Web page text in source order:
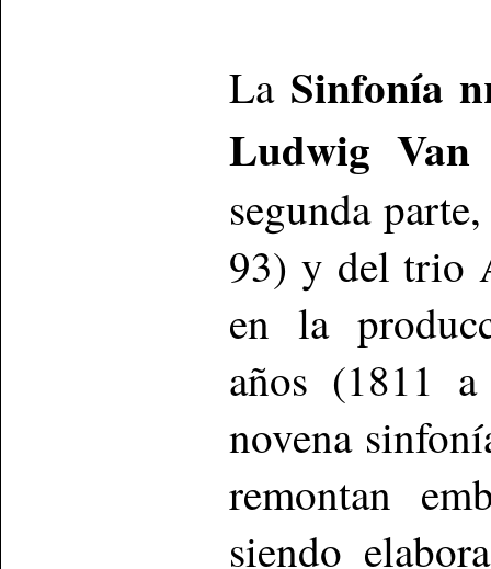
La Sinfonía
Ludwig Van
segunda
93) y del trio
en la
años (1811
novena
remontan
siendo